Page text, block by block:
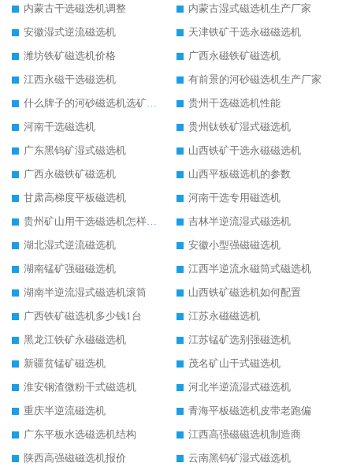
内蒙古干选磁选机调整
内蒙古湿式磁选机生产厂家
安徽湿式逆流磁选机
天津铁矿干选永磁磁选机
潍坊铁矿磁选机价格
广西永磁铁矿磁选机
江西永磁干选磁选机
有前景的河砂磁选机生产厂家
什么牌子的河砂磁选机选矿效果好
贵州干选磁选机性能
河南干选磁选机
贵州钛铁矿湿式磁选机
广东黑钨矿湿式磁选机
山西铁矿干选永磁磁选机
广西永磁铁矿磁选机
山西平板磁选机的参数
甘肃高梯度平板磁选机
河南干选专用磁选机
贵州矿山用干选磁选机怎样调磁
吉林半逆流湿式磁选机
湖北湿式逆流磁选机
安徽小型强磁磁选机
湖南锰矿强磁磁选机
江西半逆流永磁筒式磁选机
湖南半逆流湿式磁选机滚筒
山西铁矿磁选机如何配置
广西铁矿磁选机多少钱1台
江苏永磁磁选机
黑龙江铁矿永磁磁选机
江苏锰矿选别强磁选机
新疆贫锰矿磁选机
茂名矿山干式磁选机
淮安钢渣微粉干式磁选机
河北半逆流湿式磁选机
重庆半逆流磁选机
青海平板磁选机皮带老跑偏
广东平板水选磁选机结构
江西高强磁磁选机制造商
陕西高强磁磁选机报价
云南黑钨矿湿式磁选机